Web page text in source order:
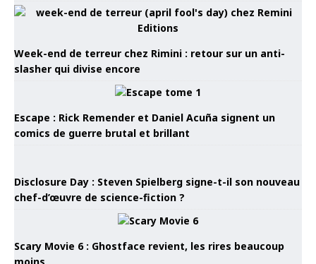
Week-end de terreur chez Rimini : retour sur un anti-
slasher qui divise encore
Escape : Rick Remender et Daniel Acuña signent un
comics de guerre brutal et brillant
Disclosure Day : Steven Spielberg signe-t-il son nouveau
chef-d’œuvre de science-fiction ?
Scary Movie 6 : Ghostface revient, les rires beaucoup